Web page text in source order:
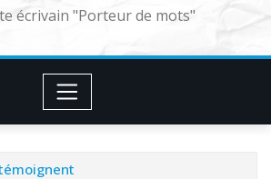
écrivain "Porteur de mots"